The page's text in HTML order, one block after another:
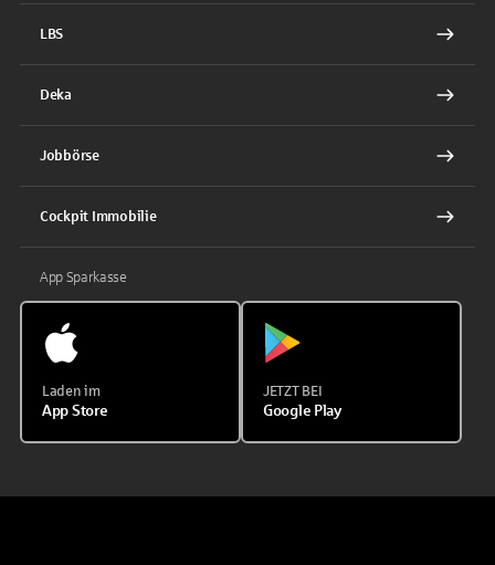
LBS
Deka
Jobbörse
Cockpit Immobilie
App Sparkasse
Laden im
App Store
JETZT BEI
Google Play